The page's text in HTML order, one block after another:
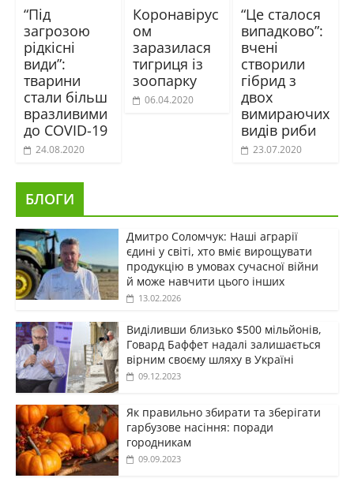
“Під
загрозою
рідкісні
види”:
тварини
стали більш
вразливими
до COVID-19
24.08.2020
Коронавірус
ом
заразилася
тигриця із
зоопарку
06.04.2020
“Це сталося
випадково”:
вчені
створили
гібрид з
двох
вимираючих
видів риби
23.07.2020
БЛОГИ
Дмитро Соломчук: Наші аграрії
єдині у світі, хто вміє вирощувати
продукцію в умовах сучасної війни
й може навчити цього інших
13.02.2026
Виділивши близько $500 мільйонів,
Говард Баффет надалі залишається
вірним своєму шляху в Україні
09.12.2023
Як правильно збирати та зберігати
гарбузове насіння: поради
городникам
09.09.2023